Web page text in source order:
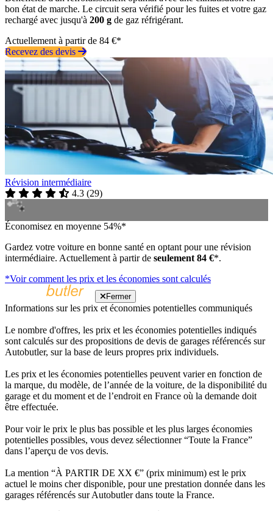
bon état de marche. Le circuit sera vérifié pour les fuites et votre gaz
rechargé avec jusqu'à 200 g de gaz réfrigérant.
Actuellement à partir de 84 €*
Recevez des devis
Révision intermédiaire
4.3 (29)
Économisez en moyenne 54%*
Gardez votre voiture en bonne santé en optant pour une révision
intermédiaire. Actuellement à partir de seulement 84 €*.
*Voir comment les prix et les économies sont calculés
Fermer
Informations sur les prix et économies potentielles communiqués
Le nombre d'offres, les prix et les économies potentielles indiqués
sont calculés sur des propositions de devis de garages référencés sur
Autobutler, sur la base de leurs propres prix individuels.
Les prix et les économies potentielles peuvent varier en fonction de
la marque, du modèle, de l’année de la voiture, de la disponibilité du
garage et du moment et de l’endroit en France où la demande doit
être effectuée.
Pour voir le prix le plus bas possible et les plus larges économies
potentielles possibles, vous devez sélectionner “Toute la France”
dans l’aperçu de vos devis.
La mention “À PARTIR DE XX €” (prix minimum) est le prix
actuel le moins cher disponible, pour une prestation donnée dans les
garages référencés sur Autobutler dans toute la France.